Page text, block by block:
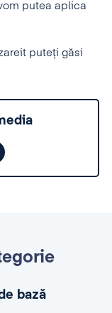
putea aplica
puteți găsi
bază